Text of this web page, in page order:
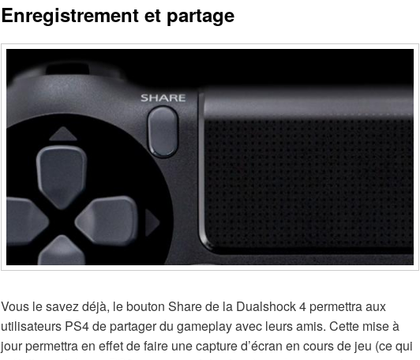
Enregistrement et partage
Vous le savez déjà, le bouton Share de la Dualshock 4 permettra aux
utilisateurs PS4 de partager du gameplay avec leurs amis. Cette mise à
jour permettra en effet de faire une capture d’écran en cours de jeu (ce qui